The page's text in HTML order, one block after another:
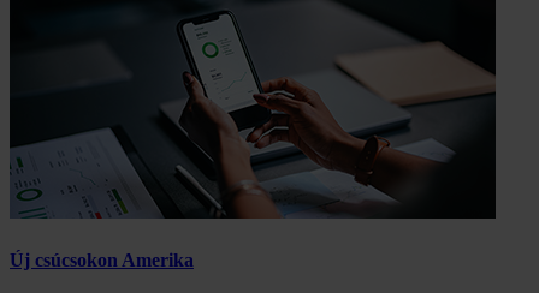
Új csúcsokon Amerika